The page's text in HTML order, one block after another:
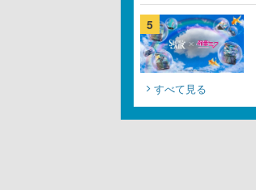
5
すべて見る